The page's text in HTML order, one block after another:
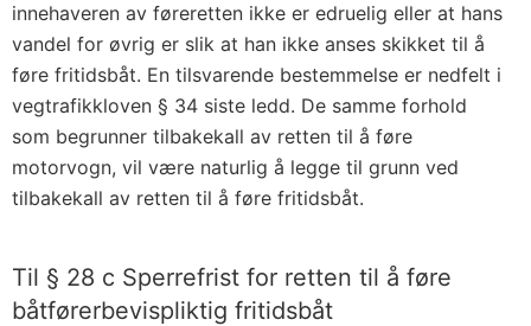
innehaveren av føreretten ikke er edruelig eller at hans
vandel for øvrig er slik at han ikke anses skikket til å
føre fritidsbåt. En tilsvarende bestemmelse er nedfelt i
vegtrafikkloven § 34 siste ledd. De samme forhold
som begrunner tilbakekall av retten til å føre
motorvogn, vil være naturlig å legge til grunn ved
tilbakekall av retten til å føre fritidsbåt.
Til § 28 c Sperrefrist for retten til å føre
båtførerbevispliktig fritidsbåt